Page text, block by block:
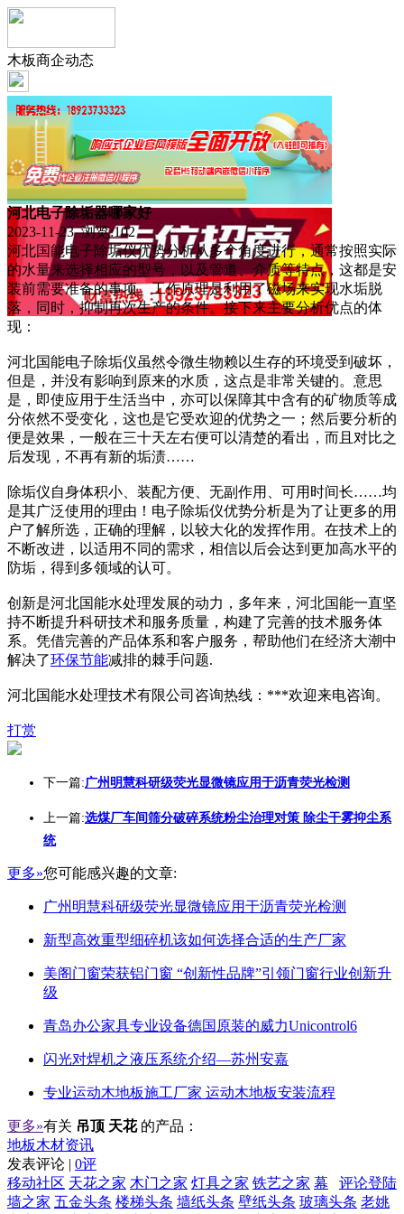
木板商企动态
河北电子除垢器哪家好
2023-11-23 浏览:102
河北国能电子除垢仪优势分析从多个角度进行，通常按照实际
的水量来选择相应的型号，以及管道、介质等特点，这都是安
装前需要准备的事项。工作原理是利用了磁场来实现水垢脱
落，同时，抑制再次生产的条件。接下来主要分析优点的体
现：
河北国能电子除垢仪虽然令微生物赖以生存的环境受到破坏，
但是，并没有影响到原来的水质，这点是非常关键的。意思
是，即使应用于生活当中，亦可以保障其中含有的矿物质等成
分依然不受变化，这也是它受欢迎的优势之一；然后要分析的
便是效果，一般在三十天左右便可以清楚的看出，而且对比之
后发现，不再有新的垢渍……
除垢仪自身体积小、装配方便、无副作用、可用时间长……均
是其广泛使用的理由！电子除垢仪优势分析是为了让更多的用
户了解所选，正确的理解，以较大化的发挥作用。在技术上的
不断改进，以适用不同的需求，相信以后会达到更加高水平的
防垢，得到多领域的认可。
创新是河北国能水处理发展的动力，多年来，河北国能一直坚
持不断提升科研技术和服务质量，构建了完善的技术服务体
系。凭借完善的产品体系和客户服务，帮助他们在经济大潮中
解决了环保节能减排的棘手问题.
河北国能水处理技术有限公司咨询热线：***欢迎来电咨询。
打赏
下一篇:广州明慧科研级荧光显微镜应用于沥青荧光检测
上一篇:选煤厂车间筛分破碎系统粉尘治理对策 除尘干雾抑尘系
统
更多»您可能感兴趣的文章:
广州明慧科研级荧光显微镜应用于沥青荧光检测
新型高效重型细碎机该如何选择合适的生产厂家
美阁门窗荣获铝门窗 “创新性品牌”引领门窗行业创新升
级
青岛办公家具专业设备德国原装的威力Unicontrol6
闪光对焊机之液压系统介绍—苏州安嘉
专业运动木地板施工厂家 运动木地板安装流程
更多»有关 吊顶 天花 的产品：
地板木材资讯
发表评论 | 0评
评论登陆
移动社区 天花之家 木门之家 灯具之家 铁艺之家 幕
墙之家 五金头条 楼梯头条 墙纸头条 壁纸头条 玻璃头条 老姚